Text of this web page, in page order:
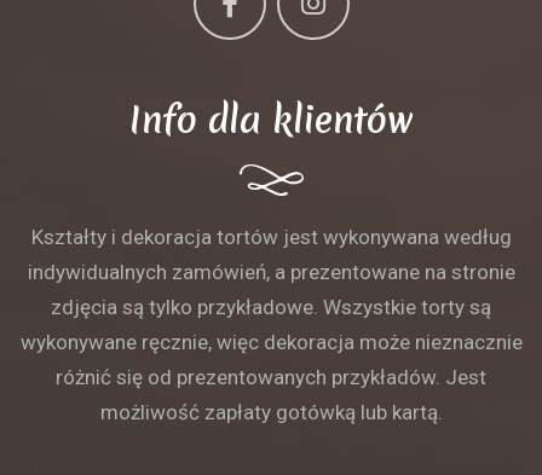
Info dla klientów
Kształty i dekoracja tortów jest wykonywana według
indywidualnych zamówień, a prezentowane na stronie
zdjęcia są tylko przykładowe. Wszystkie torty są
wykonywane ręcznie, więc dekoracja może nieznacznie
różnić się od prezentowanych przykładów. Jest
możliwość zapłaty gotówką lub kartą.